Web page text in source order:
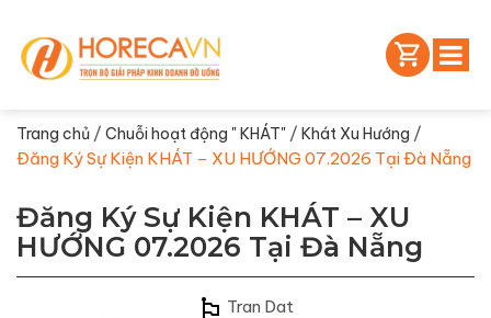
Trang chủ / Chuỗi hoạt động " KHÁT" / Khát Xu Hướng /
Đăng Ký Sự Kiện KHÁT – XU HƯỚNG 07.2026 Tại Đà Nẵng
Đăng Ký Sự Kiện KHÁT – XU
HƯỚNG 07.2026 Tại Đà Nẵng
Tran Dat